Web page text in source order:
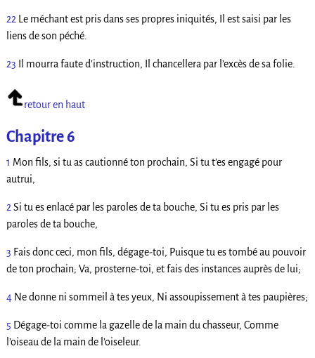
22 Le méchant est pris dans ses propres iniquités, Il est saisi par les
liens de son péché.
23 Il mourra faute d’instruction, Il chancellera par l’excès de sa folie.
retour en haut
Chapitre 6
1 Mon fils, si tu as cautionné ton prochain, Si tu t’es engagé pour
autrui,
2 Si tu es enlacé par les paroles de ta bouche, Si tu es pris par les
paroles de ta bouche,
3 Fais donc ceci, mon fils, dégage-toi, Puisque tu es tombé au pouvoir
de ton prochain; Va, prosterne-toi, et fais des instances auprès de lui;
4Ne donne ni sommeil à tes yeux, Ni assoupissement à tes paupières;
5 Dégage-toi comme la gazelle de la main du chasseur, Comme
l’oiseau de la main de l’oiseleur.